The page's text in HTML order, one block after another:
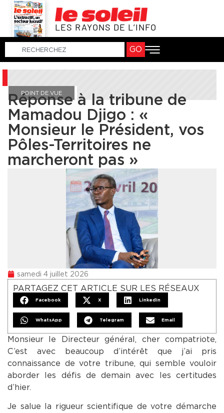
LES RAYONS DE L’INFO
GO
POINT DE VUE
Réponse à la tribune de
Mamadou Djigo : «
Monsieur le Président, vos
Pôles-Territoires ne
marcheront pas »
samedi 4 juillet 2026
PARTAGEZ CET ARTICLE SUR LES RÉSEAUX
Facebook X LinkedIn
WhatsApp Telegram Email
Monsieur le Directeur général, cher compatriote,
C’est avec beaucoup d’intérêt que j’ai pris
connaissance de votre tribune, qui semble vouloir
aborder les défis de demain avec les certitudes
d’hier.
Je salue la rigueur scientifique de votre démarche